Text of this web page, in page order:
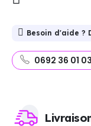
Besoin d'aide ?
0692 36 01 03